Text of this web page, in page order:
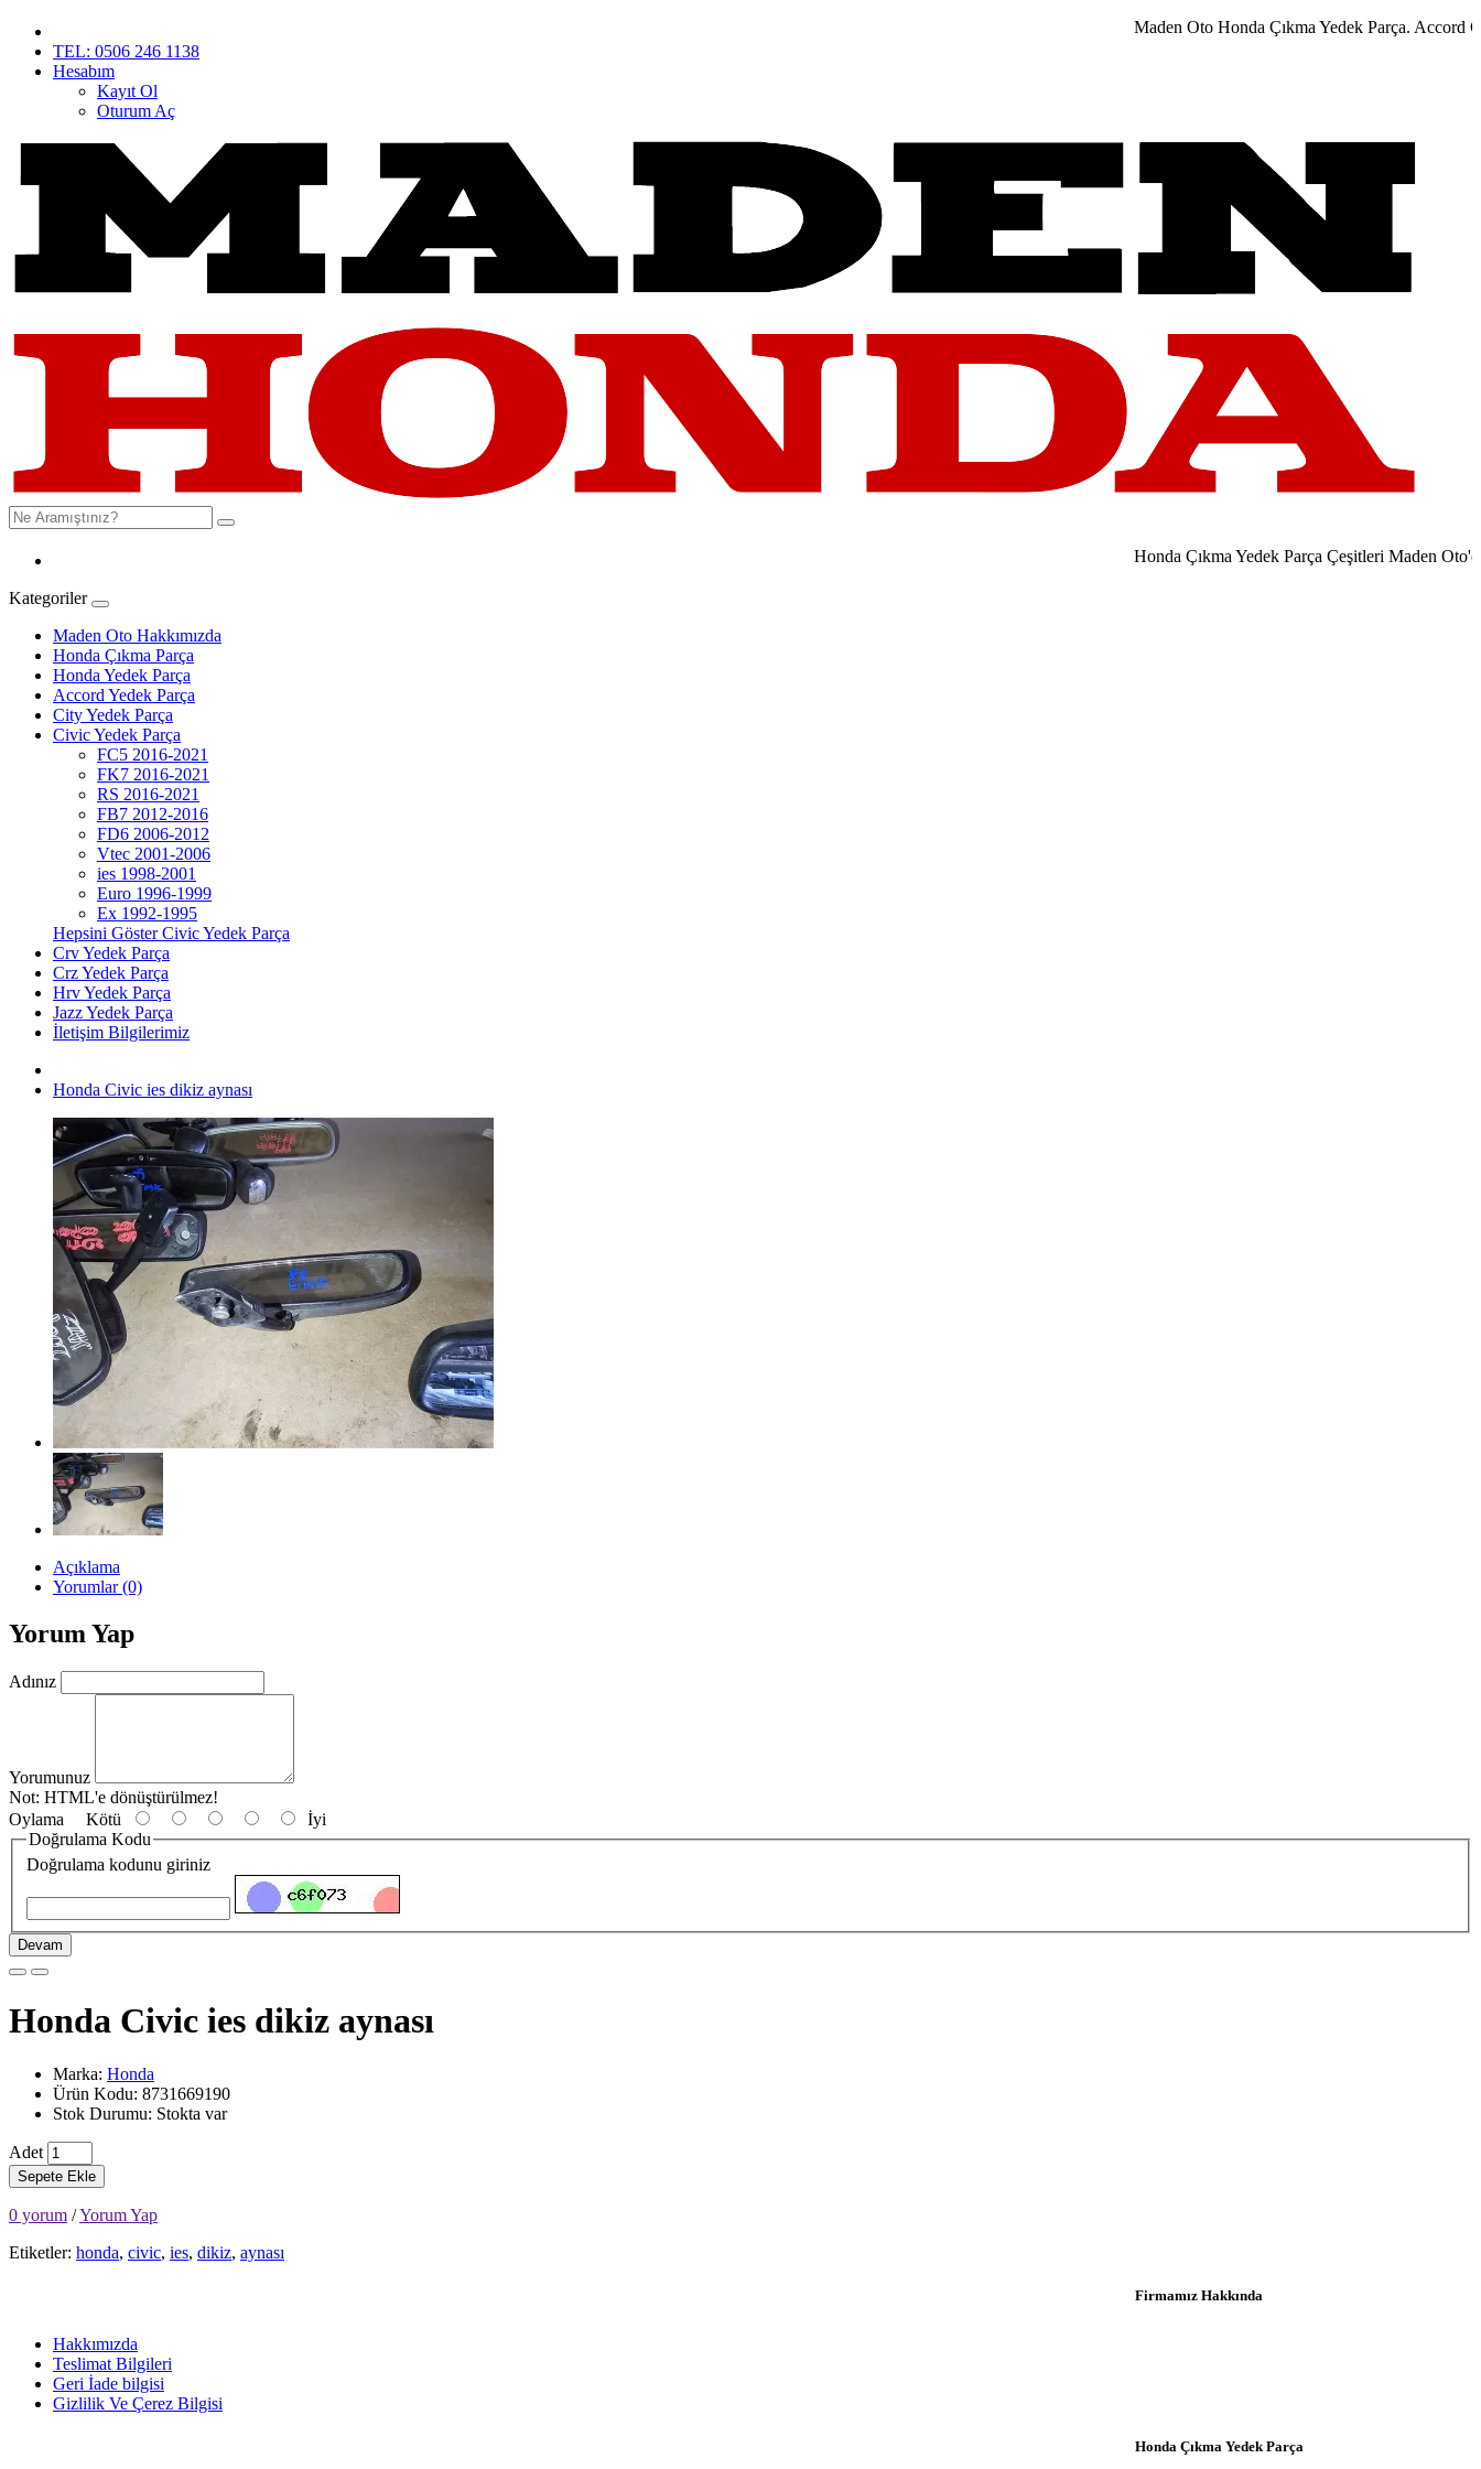
Maden Oto Honda Çıkma Yedek Parça. Accord City
TEL: 0506 246 1138
Hesabım
Kayıt Ol
Oturum Aç
Honda Çıkma Yedek Parça Çeşitleri Maden Oto'da
Kategoriler
Maden Oto Hakkımızda
Honda Çıkma Parça
Honda Yedek Parça
Accord Yedek Parça
City Yedek Parça
Civic Yedek Parça
FC5 2016-2021
FK7 2016-2021
RS 2016-2021
FB7 2012-2016
FD6 2006-2012
Vtec 2001-2006
ies 1998-2001
Euro 1996-1999
Ex 1992-1995
Hepsini Göster Civic Yedek Parça
Crv Yedek Parça
Crz Yedek Parça
Hrv Yedek Parça
Jazz Yedek Parça
İletişim Bilgilerimiz
Honda Civic ies dikiz aynası
Açıklama
Yorumlar (0)
Yorum Yap
Adınız
Yorumunuz
Not: HTML'e dönüştürülmez!
Oylama Kötü
İyi
Doğrulama Kodu
Doğrulama kodunu giriniz
Devam
Honda Civic ies dikiz aynası
Marka: Honda
Ürün Kodu: 8731669190
Stok Durumu: Stokta var
Adet
Sepete Ekle
0 yorum /Yorum Yap
Etiketler: honda, civic, ies, dikiz, aynası
Firmamız Hakkında
Hakkımızda
Teslimat Bilgileri
Geri İade bilgisi
Gizlilik Ve Çerez Bilgisi
Honda Çıkma Yedek Parça